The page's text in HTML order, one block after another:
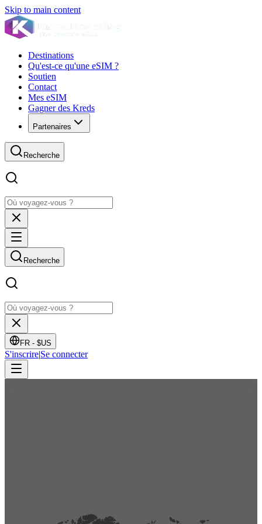
Skip to main content
Destinations
Qu'est-ce qu'une eSIM ?
Soutien
Contact
Mes eSIM
Gagner des Kreds
Partenaires
Recherche
Recherche
FR - $US
S'inscrire|Se connecter